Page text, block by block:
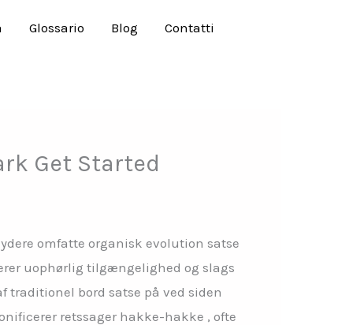
Glossario Blog Contatti
Get Started
omfatte organisk evolution satse
uophørlig tilgængelighed og slags
traditionel bord satse på ved siden
retssager hakke-hakke , ofte